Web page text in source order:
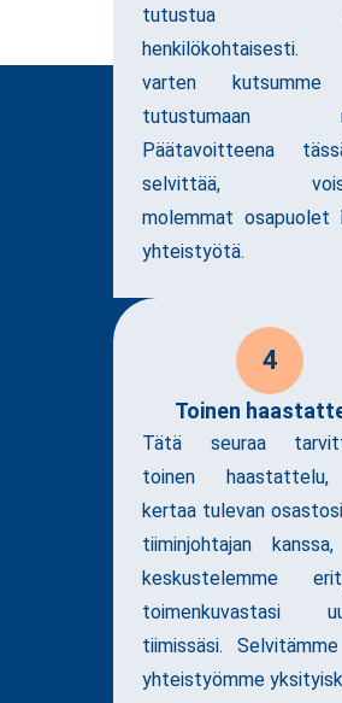
tutustua
varten kutsumme
tutustumaan
Päätavoitteena
selvittää,
molemmat osapuolet
yhteistyötä.
4
Toinen
Tätä seuraa
toinen
kertaa tulevan
tiiminjohtajan
keskustelemme
toimenkuvastasi
tiimissäsi.
yhteistyömme